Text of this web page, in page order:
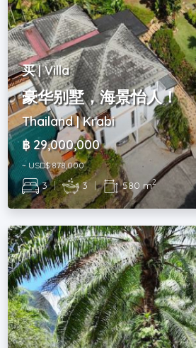
买 | Villa
豪华别墅，海景怡人！
Thailand | Krabi
฿ 29,000,000
~ USD$ 878,000
3 | 3 | 580 m2